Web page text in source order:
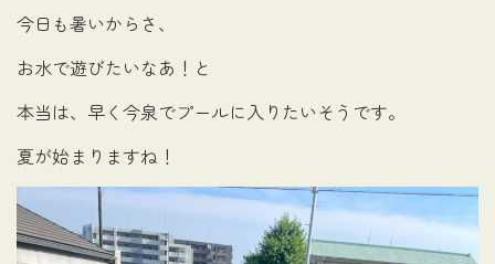
今日も暑いからさ、
お水で遊びたいなあ！と
本当は、早く今泉でプールに入りたいそうです。
夏が始まりますね！